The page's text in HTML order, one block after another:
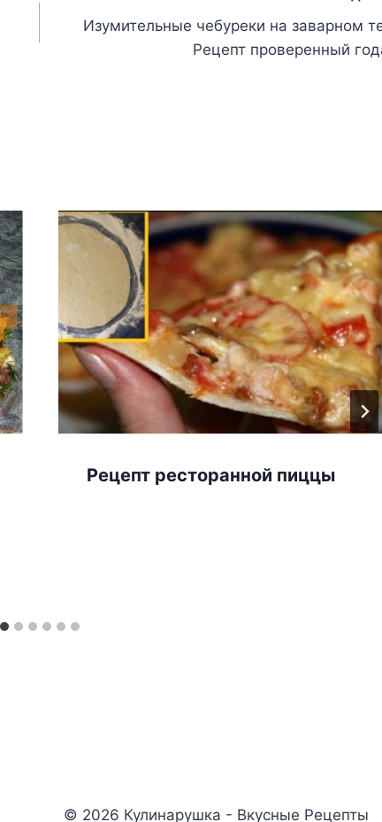
Изумительные чебуреки на заварном
Рецепт проверенный
Рецепт ресторанной пиццы
© 2026 Кулинарушка - Вкусные Рецепты